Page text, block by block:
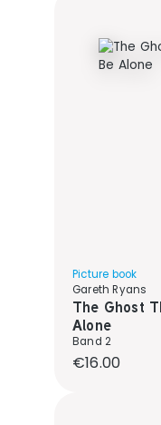
Picture book
Gareth Ryans
The Ghost
Alone
Band 2
Regular
€16.00